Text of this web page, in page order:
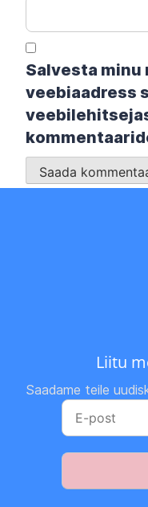
Salvesta minu
veebiaadress
Liitu
Saadame teile